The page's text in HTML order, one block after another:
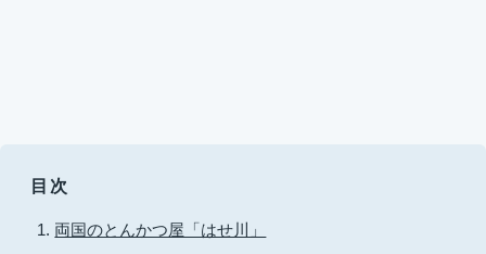
目次
両国のとんかつ屋「はせ川」